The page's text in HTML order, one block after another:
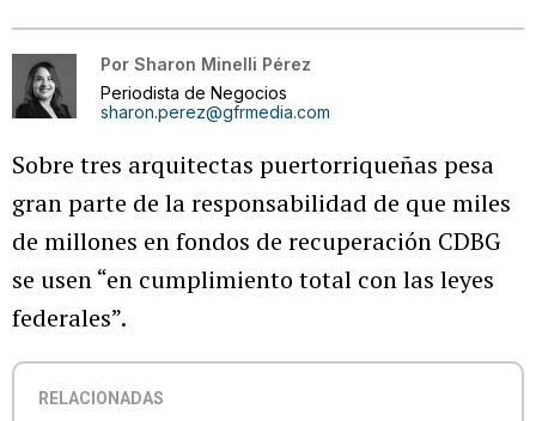
Por Sharon Minelli Pérez
Periodista de Negocios
sharon.perez@gfrmedia.com
Sobre tres arquitectas puertorriqueñas pesa
gran parte de la responsabilidad de que miles
de millones en fondos de recuperación CDBG
se usen “en cumplimiento total con las leyes
federales”.
RELACIONADAS